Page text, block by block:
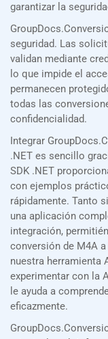
garantizar la
seguridad. Las
validan mediante
lo que impide el
permanecen
todas las
confidencialidad.
Integrar
.NET es sencillo
SDK .NET
con ejemplos
rápidamente. Tanto
una aplicación
integración,
conversión de M4A
nuestra herramienta
experimentar con la
le ayuda a
eficazmente.